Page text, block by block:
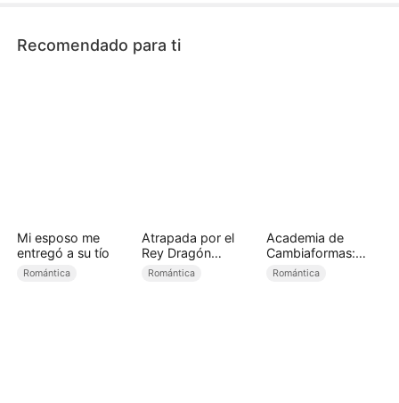
Recomendado para ti
Mi esposo me
entregó a su tío
Romántica
Atrapada por el
Rey Dragón
(Doblado)
Romántica
Academia de
Cambiaformas:
domando a mis
Romántica